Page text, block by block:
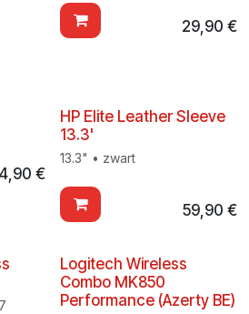
29,90 €
€
HP Elite Leather Sleeve
13.3'
13.3" • zwart
59,90 €
Logitech Wireless
Combo MK850
Performance (Azerty BE)